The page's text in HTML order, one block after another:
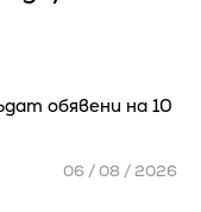
обявени на 10
06 / 08 / 2026